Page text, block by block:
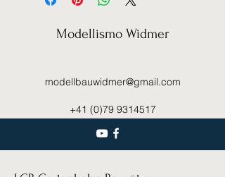
Modellismo Widmer
modellbauwidmer@gmail.com
+41 (0)79 9314517